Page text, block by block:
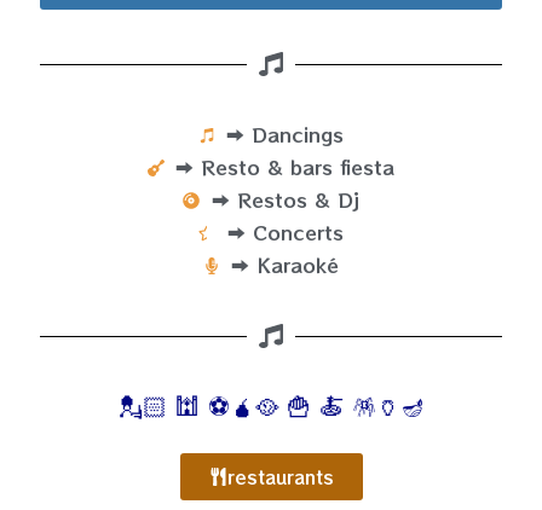
➡️ Dancings
➡️ Resto & bars fiesta
➡️ Restos & Dj
➡️ Concerts
➡️ Karaoké
💂🏻 🕍 ⚽ 🧉🥘 🍟 🍝 🪅 🏺 🪔
restaurants